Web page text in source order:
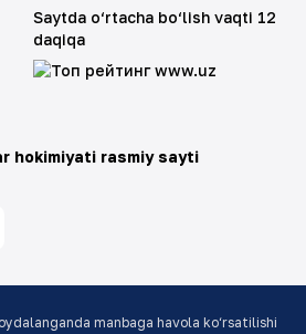
hokimiyati rasmiy sayti
Saytda o‘rtacha bo‘lish vaqti 12
daqiqa
manbaga havola ko‘rsatilishi